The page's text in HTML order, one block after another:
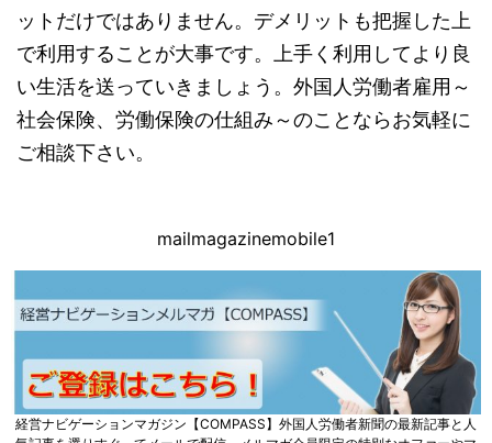
ットだけではありません。デメリットも把握した上
で利用することが大事です。上手く利用してより良
い生活を送っていきましょう。外国人労働者雇用～
社会保険、労働保険の仕組み～のことならお気軽に
ご相談下さい。
mailmagazinemobile1
経営ナビゲーションマガジン【COMPASS】外国人労働者新聞の最新記事と人